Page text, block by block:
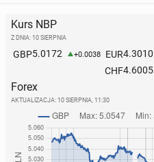
Kurs NBP
Z DNIA: 10 SIERPNIA
GBP5.0172 +0.0038 EUR4.3010
CHF4.6005
Forex
AKTUALIZACJA: 10 SIERPNIA, 11:30